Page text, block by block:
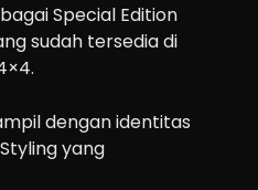
Special Edition
sudah tersedia di
dengan identitas
yang